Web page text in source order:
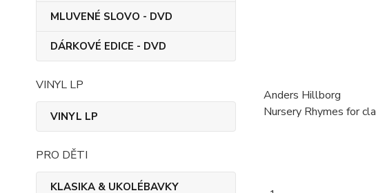
MLUVENÉ SLOVO - DVD
DÁRKOVÉ EDICE - DVD
VINYL LP
VINYL LP
PRO DĚTI
KLASIKA & UKOLÉBAVKY
Anders Hillborg
Nursery Rhymes for